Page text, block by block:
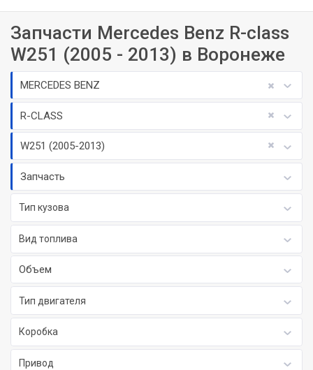
Запчасти Mercedes Benz R-class
W251 (2005 - 2013) в Воронеже
MERCEDES BENZ
R-CLASS
W251 (2005-2013)
Запчасть
Тип кузова
Вид топлива
Объем
Тип двигателя
Коробка
Привод